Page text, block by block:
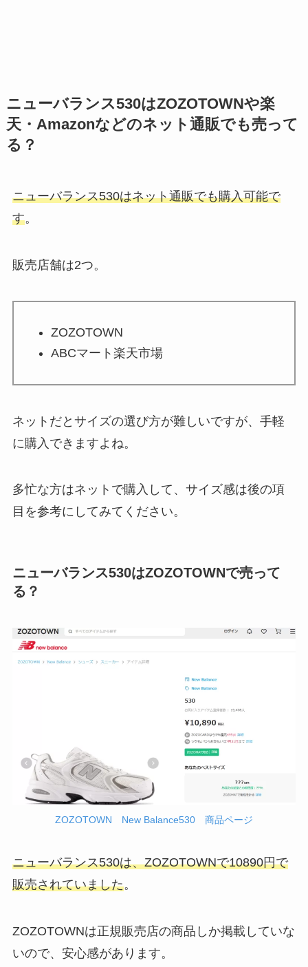
ニューバランス530はZOZOTOWNや楽
天・Amazonなどのネット通販でも売って
る？
ニューバランス530はネット通販でも購入可能で
す。
販売店舗は2つ。
ZOZOTOWN
ABCマート楽天市場
ネットだとサイズの選び方が難しいですが、手軽
に購入できますよね。
多忙な方はネットで購入して、サイズ感は後の項
目を参考にしてみてください。
ニューバランス530はZOZOTOWNで売って
る？
ZOZOTOWN New Balance530 商品ページ
ニューバランス530は、ZOZOTOWNで10890円で
販売されていました。
ZOZOTOWNは正規販売店の商品しか掲載していな
いので、安心感があります。